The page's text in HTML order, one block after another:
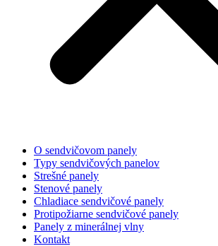
O sendvičovom panely
Typy sendvičových panelov
Strešné panely
Stenové panely
Chladiace sendvičové panely
Protipožiarne sendvičové panely
Panely z minerálnej vlny
Kontakt